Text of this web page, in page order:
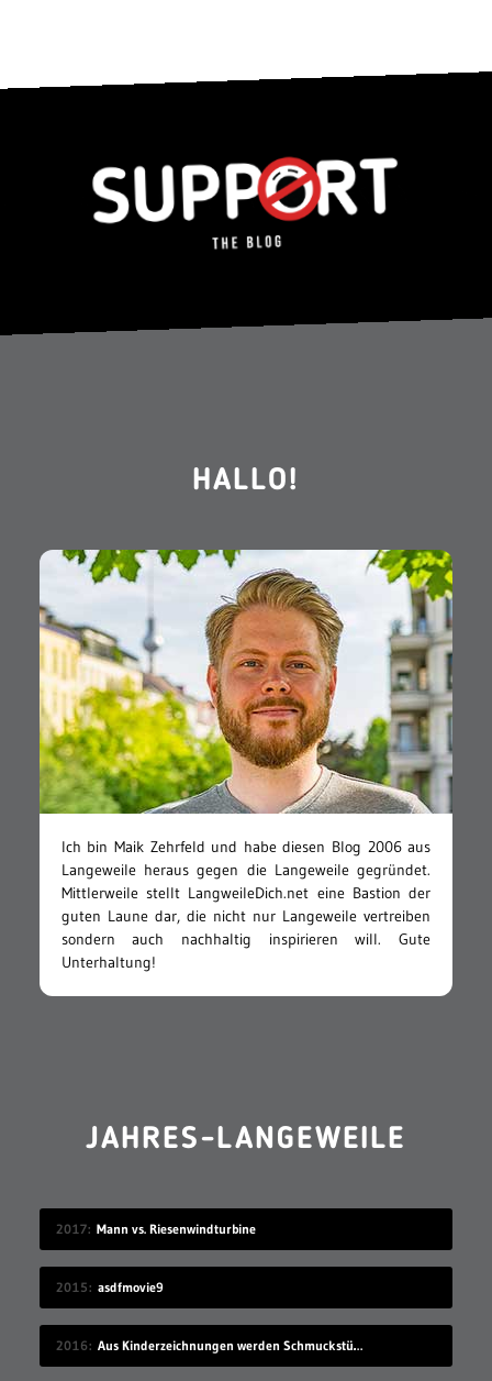
HALLO!
Ich bin Maik Zehrfeld und habe diesen Blog 2006 aus
Langeweile heraus gegen die Langeweile gegründet.
Mittlerweile stellt LangweileDich.net eine Bastion der
guten Laune dar, die nicht nur Langeweile vertreiben
sondern auch nachhaltig inspirieren will. Gute
Unterhaltung!
JAHRES-LANGEWEILE
2017 Mann vs. Riesenwindturbine
2015 asdfmovie9
2016 Aus Kinderzeichnungen werden Schmuckstücke